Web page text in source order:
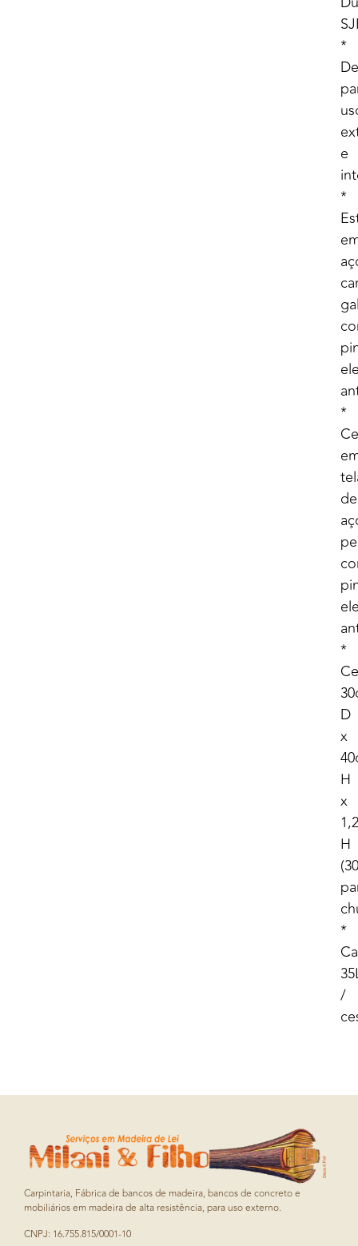
*
e
*
*
de
*
D
x
H
x
H
*
/
Carpintaria, Fábrica de bancos de madeira, bancos de concreto e
mobiliários em madeira de alta resistência, para uso externo.
CNPJ: 16.755.815/0001-10